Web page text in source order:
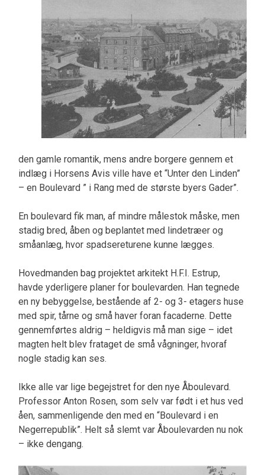
den gamle romantik, mens andre borgere gennem et
indlæg i Horsens Avis ville have et “Unter den Linden”
– en Boulevard ” i Rang med de største byers Gader”.
En boulevard fik man, af mindre målestok måske, men
stadig bred, åben og beplantet med lindetræer og
småanlæg, hvor spadsereturene kunne lægges.
Hovedmanden bag projektet arkitekt H.F.I. Estrup,
havde yderligere planer for boulevarden. Han tegnede
en ny bebyggelse, bestående af 2- og 3- etagers huse
med spir, tårne og små haver foran facaderne. Dette
gennemførtes aldrig – heldigvis må man sige – idet
magten helt blev frataget de små vågninger, hvoraf
nogle stadig kan ses.
Ikke alle var lige begejstret for den nye Åboulevard.
Professor Anton Rosen, som selv var født i et hus ved
åen, sammenligende den med en “Boulevard i en
Negerrepublik”. Helt så slemt var Åboulevarden nu nok
– ikke dengang.